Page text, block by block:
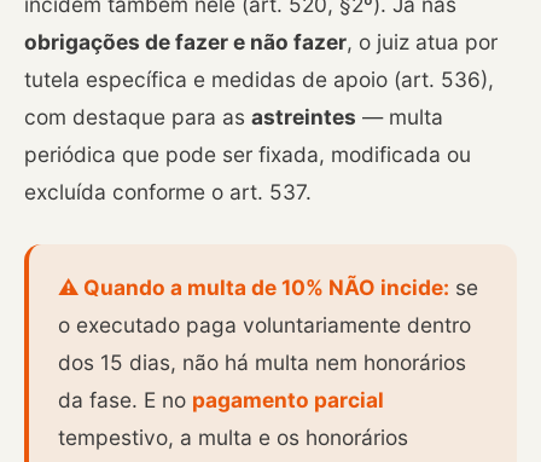
obrigações de fazer e não fazer, o juiz atua por
tutela específica e medidas de apoio (art. 536),
com destaque para as astreintes — multa
periódica que pode ser fixada, modificada ou
excluída conforme o art. 537.
⚠️ Quando a multa de 10% NÃO incide: se
o executado paga voluntariamente dentro
dos 15 dias, não há multa nem honorários
da fase. E no pagamento parcial
tempestivo, a multa e os honorários